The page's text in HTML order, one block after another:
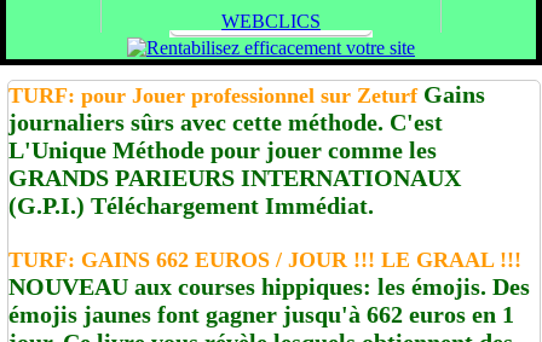
WEBCLICS
TURF: pour Jouer professionnel sur ZeturfGains
journaliers sûrs avec cette méthode. C'est
L'Unique Méthode pour jouer comme les
GRANDS PARIEURS INTERNATIONAUX
(G.P.I.) Téléchargement Immédiat.
TURF: GAINS 662 EUROS / JOUR !!! LE GRAAL !!!
NOUVEAU aux courses hippiques: les émojis. Des
émojis jaunes font gagner jusqu'à 662 euros en 1